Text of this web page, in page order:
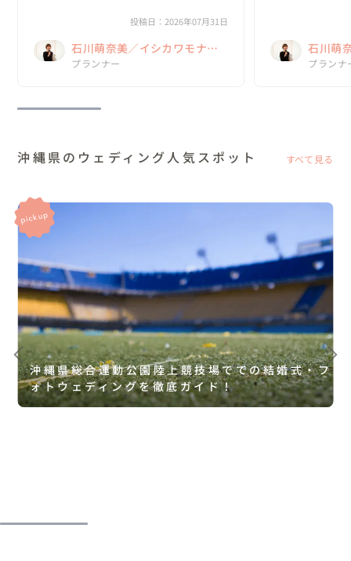
すが、なんとかお天気にも恵まれて素敵な思
投稿日：2026年07月31日
石川萌奈美／イシカワモナ
ミ Kume La Chic クメラシッ
プランナー
石川萌
ミ
プランナ
沖縄県のウェディング人気スポット すべて見る
沖縄県総合運動公園陸上競技場ででの結婚式・フ
ォトウェディングを徹底ガイド！